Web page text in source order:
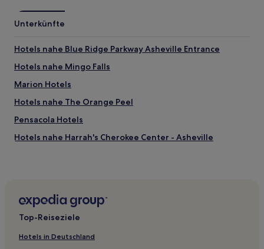
Unterkünfte
Hotels nahe Blue Ridge Parkway Asheville Entrance
Hotels nahe Mingo Falls
Marion Hotels
Hotels nahe The Orange Peel
Pensacola Hotels
Hotels nahe Harrah's Cherokee Center - Asheville
Hotels nahe Lucky Strike Gold and Gem Mine
Landkreis Buncombe: Hotels
Hotels nahe Fired Up Creative Lounge Ashville
Top-Reiseziele
Hotels in Deutschland